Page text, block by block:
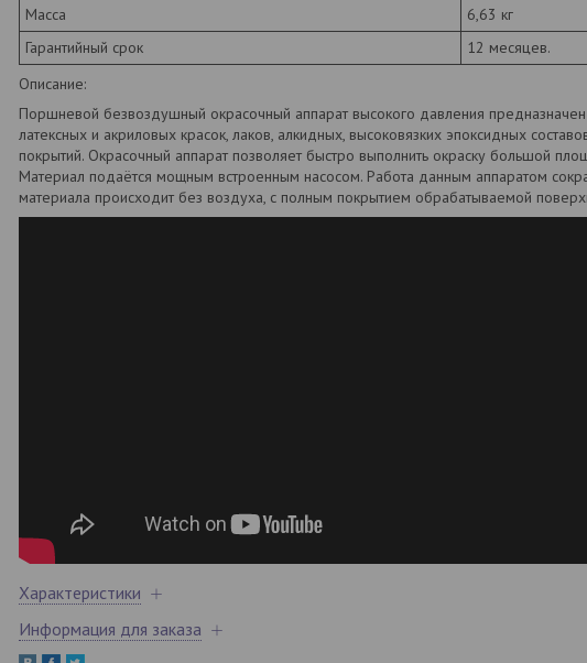
Масса
6,63 кг
Гарантийный срок
12 месяцев.
Описание:
Поршневой безвоздушный окрасочный аппарат высокого давления
латексных и акриловых красок, лаков, алкидных, высоковязких эпоксидных
покрытий. Окрасочный аппарат позволяет быстро выполнить окраску большой
Материал подаётся мощным встроенным насосом. Работа данным аппаратом
материала происходит без воздуха, с полным покрытием обрабатываемой
Характеристики
Информация для заказа